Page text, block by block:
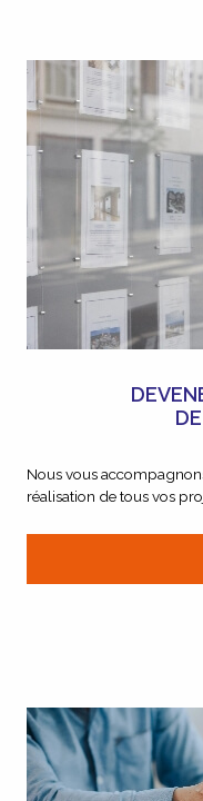
réalisation de tous vos